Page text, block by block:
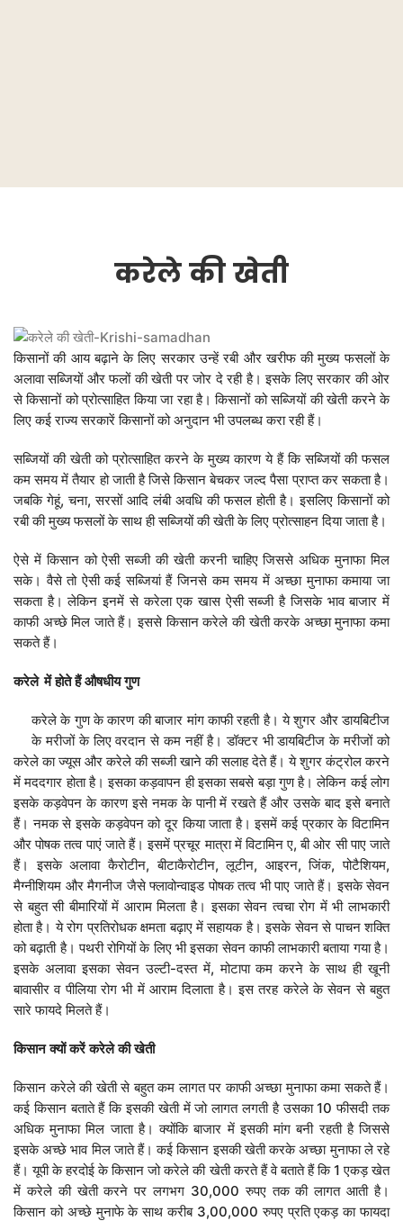
करेलेकीखेती
किसानों की आय बढ़ाने के लिए सरकार उन्हें रबी और खरीफ की मुख्य फसलों के
अलावा सब्जियों और फलों की खेती पर जोर दे रही है। इसके लिए सरकार की ओर
से किसानों को प्रोत्साहित किया जा रहा है। किसानों को सब्जियों की खेती करने के
लिए कई राज्य सरकारें किसानों को अनुदान भी उपलब्ध करा रही हैं।
सब्जियों की खेती को प्रोत्साहित करने के मुख्य कारण ये हैं कि सब्जियों की फसल
कम समय में तैयार हो जाती है जिसे किसान बेचकर जल्द पैसा प्राप्त कर सकता है।
जबकि गेहूं, चना, सरसों आदि लंबी अवधि की फसल होती है। इसलिए किसानों को
रबी की मुख्य फसलों के साथ ही सब्जियों की खेती के लिए प्रोत्साहन दिया जाता है।
ऐसे में किसान को ऐसी सब्जी की खेती करनी चाहिए जिससे अधिक मुनाफा मिल
सके। वैसे तो ऐसी कई सब्जियां हैं जिनसे कम समय में अच्छा मुनाफा कमाया जा
सकता है। लेकिन इनमें से करेला एक खास ऐसी सब्जी है जिसके भाव बाजार में
काफी अच्छे मिल जाते हैं। इससे किसान करेले की खेती करके अच्छा मुनाफा कमा
सकते हैं।
करेले में होते हैं औषधीय गुण
करेले के गुण के कारण की बाजार मांग काफी रहती है। ये शुगर और डायबिटीज
के मरीजों के लिए वरदान से कम नहीं है। डॉक्टर भी डायबिटीज के मरीजों को
करेले का ज्यूस और करेले की सब्जी खाने की सलाह देते हैं। ये शुगर कंट्रोल करने
में मददगार होता है। इसका कड़वापन ही इसका सबसे बड़ा गुण है। लेकिन कई लोग
इसके कड़वेपन के कारण इसे नमक के पानी में रखते हैं और उसके बाद इसे बनाते
हैं। नमक से इसके कड़वेपन को दूर किया जाता है। इसमें कई प्रकार के विटामिन
और पोषक तत्व पाएं जाते हैं। इसमें प्रचूर मात्रा में विटामिन ए, बी ओर सी पाए जाते
हैं। इसके अलावा कैरोटीन, बीटाकैरोटीन, लूटीन, आइरन, जिंक, पोटैशियम,
मैग्नीशियम और मैगनीज जैसे फ्लावोन्वाइड पोषक तत्व भी पाए जाते हैं। इसके सेवन
से बहुत सी बीमारियों में आराम मिलता है। इसका सेवन त्वचा रोग में भी लाभकारी
होता है। ये रोग प्रतिरोधक क्षमता बढ़ाए में सहायक है। इसके सेवन से पाचन शक्ति
को बढ़ाती है। पथरी रोगियों के लिए भी इसका सेवन काफी लाभकारी बताया गया है।
इसके अलावा इसका सेवन उल्टी-दस्त में, मोटापा कम करने के साथ ही खूनी
बावासीर व पीलिया रोग भी में आराम दिलाता है। इस तरह करेले के सेवन से बहुत
सारे फायदे मिलते हैं।
किसान क्यों करें करेले की खेती
किसान करेले की खेती से बहुत कम लागत पर काफी अच्छा मुनाफा कमा सकते हैं।
कई किसान बताते हैं कि इसकी खेती में जो लागत लगती है उसका 10 फीसदी तक
अधिक मुनाफा मिल जाता है। क्योंकि बाजार में इसकी मांग बनी रहती है जिससे
इसके अच्छे भाव मिल जाते हैं। कई किसान इसकी खेती करके अच्छा मुनाफा ले रहे
हैं। यूपी के हरदोई के किसान जो करेले की खेती करते हैं वे बताते हैं कि 1 एकड़ खेत
में करेले की खेती करने पर लगभग 30,000 रुपए तक की लागत आती है।
किसान को अच्छे मुनाफे के साथ करीब 3,00,000 रुपए प्रति एकड़ का फायदा